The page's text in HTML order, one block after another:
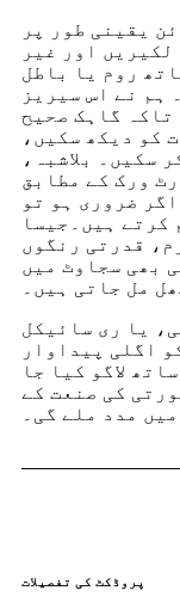
یقینی طور پر
اور غیر
روم یا باطل
ہم نے اس سیریز
تاکہ گاہک صحیح
کو دیکھ سکیں،
سکیں۔ بلاشبہ،
ورک کے مطابق
ضروری ہو تو
ہیں۔
جیسا
قدرتی رنگوں
بھی سجاوٹ میں
مل جاتی ہیں۔
یا ری سائیکل
اگلی پیداوار
لاگو کیا جا
کی صنعت کے
مدد ملے گی۔
پروڈکٹ کی تفصیلات